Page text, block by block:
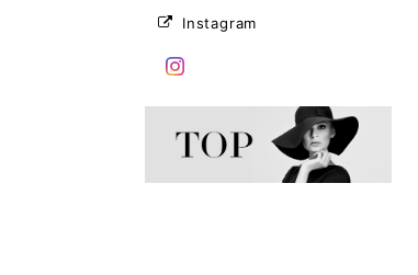
Instagram